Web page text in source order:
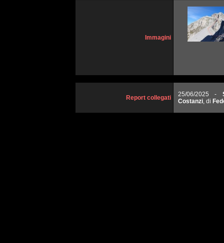
Immagini
Report collegati 25/06/2025 -
Costanzi, di